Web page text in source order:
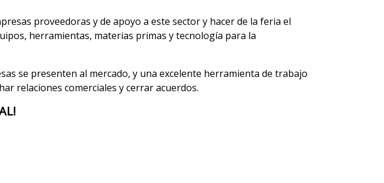
proveedoras y de apoyo a este sector y hacer de la feria el
herramientas, materias primas y tecnología para la
se presenten al mercado, y una excelente herramienta de trabajo
relaciones comerciales y cerrar acuerdos.